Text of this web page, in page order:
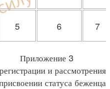
5 6 7
Приложение 3
и рассмотрения
статуса беженца